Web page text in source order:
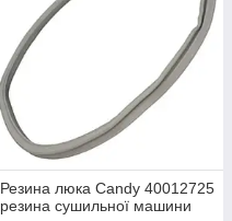
Резина люка Candy 40012725
резина сушильної машини